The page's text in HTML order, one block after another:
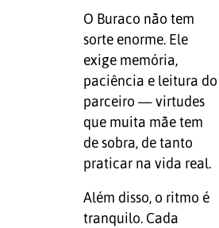
O Buraco não tem
sorte enorme. Ele
exige memória,
paciência e leitura do
parceiro — virtudes
que muita mãe tem
de sobra, de tanto
praticar na vida real.
Além disso, o ritmo é
tranquilo. Cada